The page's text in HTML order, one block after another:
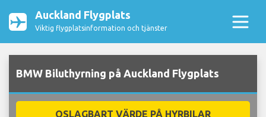
Auckland Flygplats
Viktig flygplatsinformation och tjänster
BMW Biluthyrning på Auckland Flygplats
OSLAGBART VÄRDE PÅ HYRBILAR